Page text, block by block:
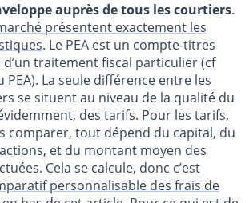
auprès de tous les courtiers.
présentent exactement les
. Le PEA est un compte-titres
traitement fiscal particulier (cf
PEA). La seule différence entre les
se situent au niveau de la qualité du
des tarifs. Pour les tarifs,
comparer, tout dépend du capital, du
et du montant moyen des
Cela se calcule, donc c’est
personnalisable des frais de